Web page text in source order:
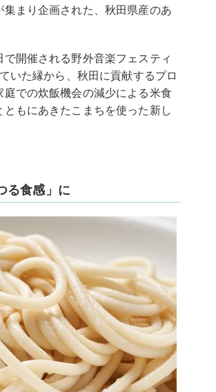
まり企画された、秋田県産のあ
開催される野外音楽フェスティ
いた縁から、秋田に貢献するプロ
での炊飯機会の減少による米食
もにあきたこまちを使った新し
る食感」に